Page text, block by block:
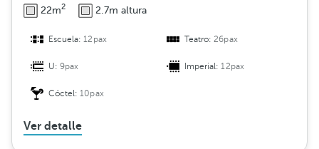
22m2 2.7m altura
Escuela:12pax Teatro:26pax
U:9pax Imperial:12pax
Cóctel:10pax
Ver detalle